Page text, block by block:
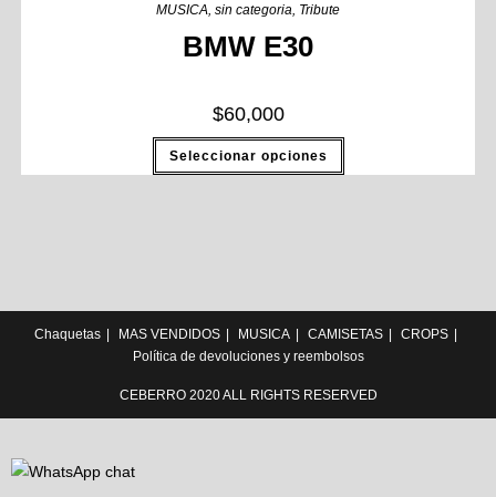
MUSICA, sin categoria, Tribute
BMW E30
$60,000
Seleccionar opciones
Chaquetas MAS VENDIDOS MUSICA CAMISETAS
CROPS
Política de devoluciones y reembolsos
CEBERRO 2020 ALL RIGHTS RESERVED